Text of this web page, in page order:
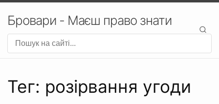
Бровари - Маєш право знати
Тег: розірвання угоди